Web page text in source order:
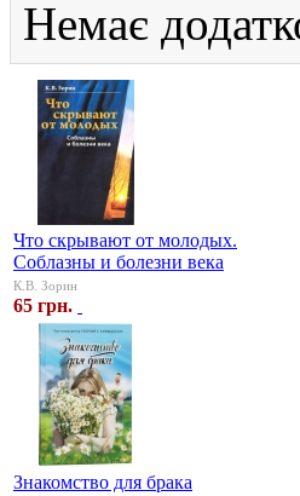
Немає
Что скрывают от молодых.
Соблазны и болезни века
К.В. Зорин
65 грн.
Знакомство для брака